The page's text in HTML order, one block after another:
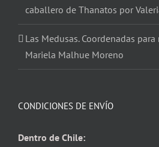
caballero de Thanatos por
Las Medusas. Coordenadas
Mariela Malhue Moreno
CONDICIONES DE ENVÍO
Dentro de Chile: